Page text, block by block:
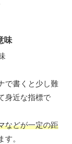
味
で書くと少し難
身近な指標で
などが一定の距
す。